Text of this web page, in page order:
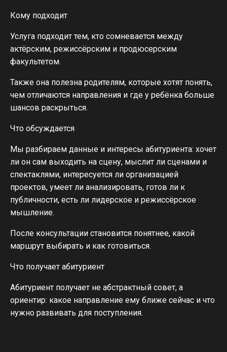
Кому подходит
Услуга подходит тем, кто сомневается между
актёрским, режиссёрским и продюсерским
факультетом.
Также она полезна родителям, которые хотят понять,
чем отличаются направления и где у ребёнка больше
шансов раскрыться.
Что обсуждается
Мы разбираем данные и интересы абитуриента: хочет
ли он сам выходить на сцену, мыслит ли сценами и
спектаклями, интересуется ли организацией
проектов, умеет ли анализировать, готов ли к
публичности, есть ли лидерское и режиссёрское
мышление.
После консультации становится понятнее, какой
маршрут выбирать и как готовиться.
Что получает абитуриент
Абитуриент получает не абстрактный совет, а
ориентир: какое направление ему ближе сейчас и что
нужно развивать для поступления.